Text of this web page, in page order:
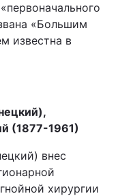
«Большим
известна в
(1877-1961)
внес
хирургии